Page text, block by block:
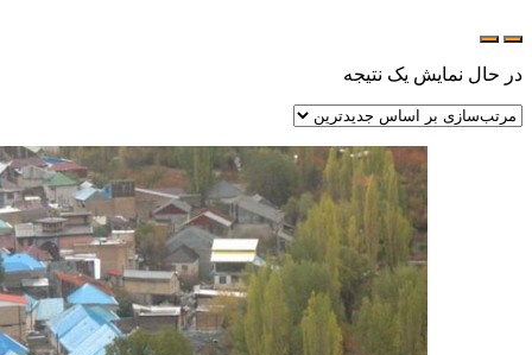
در حال نمایش یک نتیجه